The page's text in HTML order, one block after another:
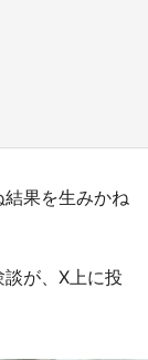
果を生みかね
が、X上に投